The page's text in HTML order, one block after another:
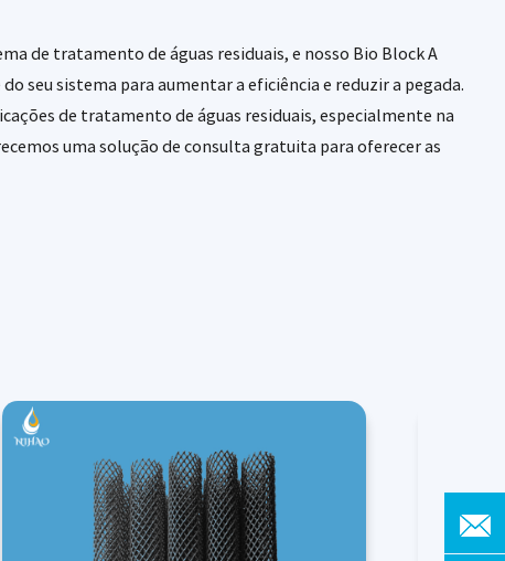
de tratamento de águas residuais, e nosso Bio Block A
seu sistema para aumentar a eficiência e reduzir a pegada.
de tratamento de águas residuais, especialmente na
uma solução de consulta gratuita para oferecer as